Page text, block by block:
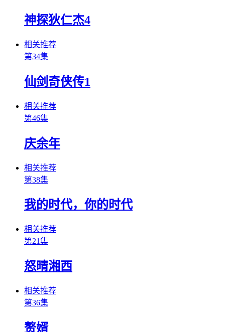
神探狄仁杰4
相关推荐
第34集
仙剑奇侠传1
相关推荐
第46集
庆余年
相关推荐
第38集
我的时代，你的时代
相关推荐
第21集
怒晴湘西
相关推荐
第36集
赘婿